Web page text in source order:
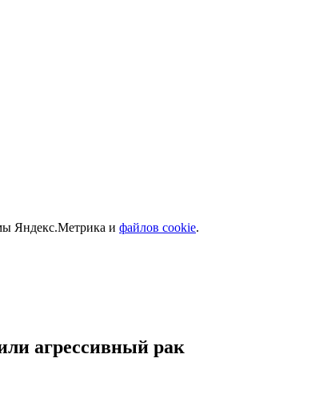
Яндекс.Метрика и файлов cookie.
агрессивный рак